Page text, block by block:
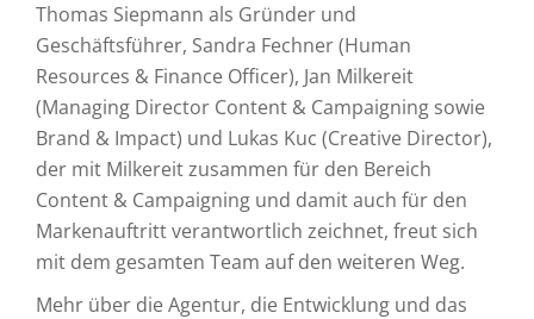
Thomas Siepmann als Gründer und
Geschäftsführer, Sandra Fechner (Human
Resources & Finance Officer), Jan Milkereit
(Managing Director Content & Campaigning sowie
Brand & Impact) und Lukas Kuc (Creative Director),
der mit Milkereit zusammen für den Bereich
Content & Campaigning und damit auch für den
Markenauftritt verantwortlich zeichnet, freut sich
mit dem gesamten Team auf den weiteren Weg.
Mehr über die Agentur, die Entwicklung und das